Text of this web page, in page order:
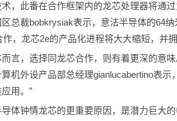
，此番在合作框架内的龙芯处理器将通
总裁bobkrysiak表示，意法半导体的64
作，龙芯2e的产品化进程将大大缩短，并
言，选择同龙芯合作，则有着更深的意
机外设产品部总经理gianlucabertino表
用。”
体钟情龙芯的更重要原因，是潜力巨大